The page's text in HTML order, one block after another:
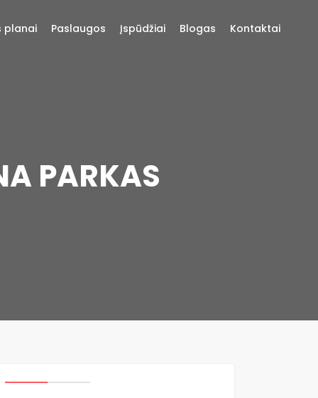
PARKAS
planai Paslaugos Įspūdžiai Blogas Kontaktai